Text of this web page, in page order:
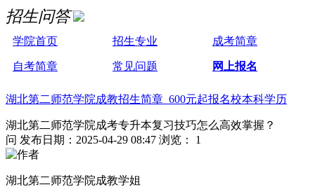
招生问答
学院首页 招生专业 成考简章
自考简章 常见问题 网上报名
湖北第二师范学院成教招生简章 600元起报名校本科学历
湖北第二师范学院成考专升本复习技巧怎么高效掌握？
问 发布日期：2025-04-29 08:47 浏览： 1
湖北第二师范学院成教学姐